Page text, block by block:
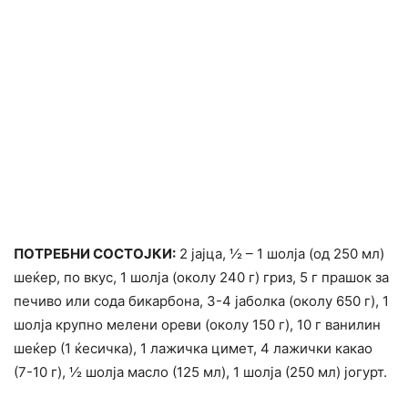
ПОТРЕБНИ СОСТОЈКИ: 2 јајца, ½ – 1 шолја (од 250 мл)
шеќер, по вкус, 1 шолја (околу 240 г) гриз, 5 г прашок за
печиво или сода бикарбона, 3-4 јаболка (околу 650 г), 1
шолја крупно мелени ореви (околу 150 г), 10 г ванилин
шеќер (1 ќесичка), 1 лажичка цимет, 4 лажички какао
(7-10 г), ½ шолја масло (125 мл), 1 шолја (250 мл) јогурт.